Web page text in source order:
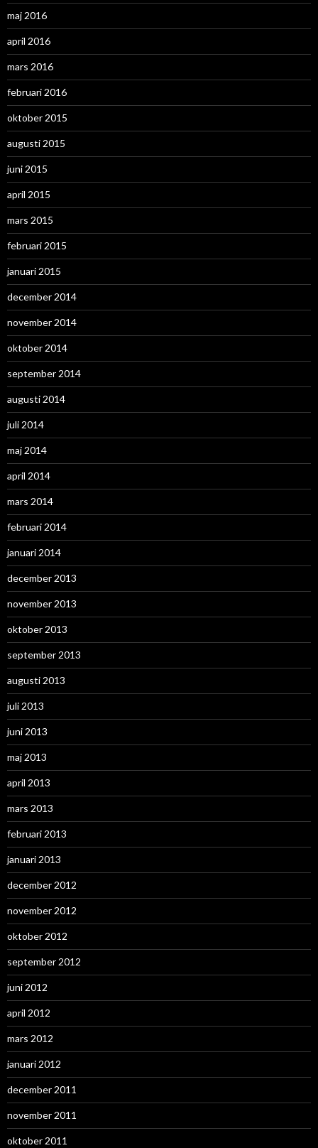
maj 2016
april 2016
mars 2016
februari 2016
oktober 2015
augusti 2015
juni 2015
april 2015
mars 2015
februari 2015
januari 2015
december 2014
november 2014
oktober 2014
september 2014
augusti 2014
juli 2014
maj 2014
april 2014
mars 2014
februari 2014
januari 2014
december 2013
november 2013
oktober 2013
september 2013
augusti 2013
juli 2013
juni 2013
maj 2013
april 2013
mars 2013
februari 2013
januari 2013
december 2012
november 2012
oktober 2012
september 2012
juni 2012
april 2012
mars 2012
januari 2012
december 2011
november 2011
oktober 2011